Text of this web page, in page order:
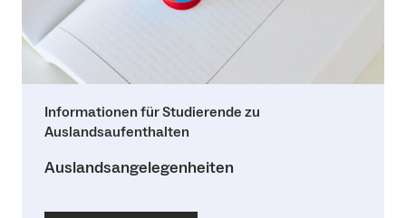
Informationen für Studierende zu
Auslandsaufenthalten
Auslandsangelegenheiten